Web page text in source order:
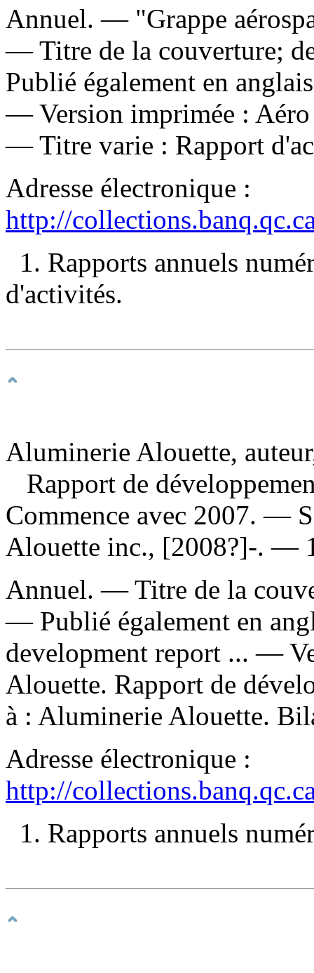
Annuel. — "Grappe
— Titre de la couverture;
Publié également en
—Version imprimée :
—Titre varie : Rapport
Adresse électronique :
http://
1. Rapports annuels
d'activités.
Aluminerie Alouette,
Rapport de
Commence avec 2007. —
Alouette inc., [2008?]-. —
Annuel. — Titre de la
— Publié également en
development report ... —
Alouette. Rapport de
à : Aluminerie Alouette.
Adresse électronique :
http://
1. Rapports annuels